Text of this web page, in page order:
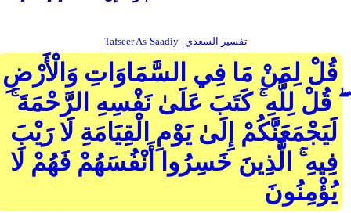
Tafseer As-Saadiy تفسير السعدي
قُلْ لِمَنْ مَا فِي السَّمَاوَاتِ وَالْأَرْضِ
ۖ قُلْ لِلَّهِ ۚ كَتَبَ عَلَىٰ نَفْسِهِ الرَّحْمَةَ ۚ
لَيَجْمَعَنَّكُمْ إِلَىٰ يَوْمِ الْقِيَامَةِ لَا رَيْبَ
فِيهِ ۚ الَّذِينَ خَسِرُوا أَنْفُسَهُمْ فَهُمْ لَا
يُؤْمِنُونَ